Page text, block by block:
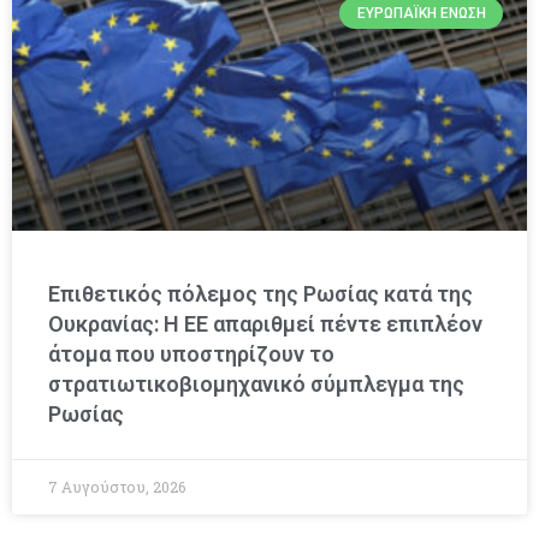
ΕΥΡΩΠΑΪΚΉ ΈΝΩΣΗ
Επιθετικός πόλεμος της Ρωσίας κατά της
Ουκρανίας: Η ΕΕ απαριθμεί πέντε επιπλέον
άτομα που υποστηρίζουν το
στρατιωτικοβιομηχανικό σύμπλεγμα της
Ρωσίας
7 Αυγούστου, 2026